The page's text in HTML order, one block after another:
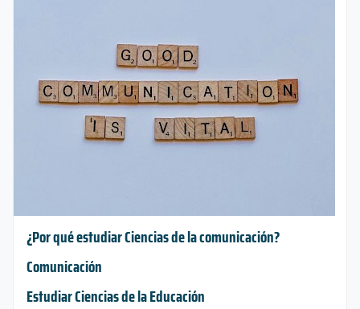
¿Por qué estudiar Ciencias de la comunicación?
Comunicación
Estudiar Ciencias de la Educación